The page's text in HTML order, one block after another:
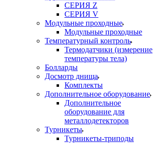
СЕРИЯ Z
СЕРИЯ V
Модульные проходные
Модульные проходные
Температурный контроль
Термодатчики (измерение
температуры тела)
Болларды
Досмотр днища
Комплекты
Дополнительное оборудование
Дополнительное
оборудование для
металлодетекторов
Турникеты
Турникеты-триподы